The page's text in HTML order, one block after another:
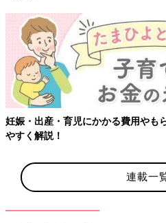
妊娠・出産・育児にかかる費用やも
やすく解説！
連載一